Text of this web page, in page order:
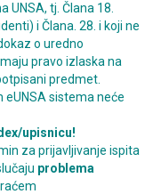
UNSA, tj. Člana 18.
i Člana. 28. i koji ne
o uredno
pravo izlaska na
predmet.
eUNSA sistema neće
upisnicu!
za prijavljivanje ispita
problema